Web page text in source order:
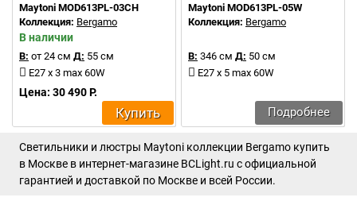
Maytoni MOD613PL-03CH
Коллекция: Bergamo
В наличии
В: от 24 см Д: 55 см
E27 x 3 max 60W
Цена: 30 490 Р.
Купить
Maytoni MOD613PL-05W
Коллекция: Bergamo
В: 346 см Д: 50 см
E27 x 5 max 60W
Подробнее
Светильники и люстры Maytoni коллекции Bergamo купить
в Москве в интернет-магазине BCLight.ru с официальной
гарантией и доставкой по Москве и всей России.